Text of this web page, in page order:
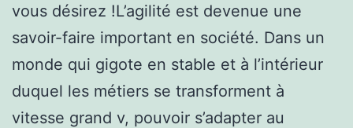
vous désirez !L’agilité est devenue une
savoir-faire important en société. Dans un
monde qui gigote en stable et à l’intérieur
duquel les métiers se transforment à
vitesse grand v, pouvoir s’adapter au